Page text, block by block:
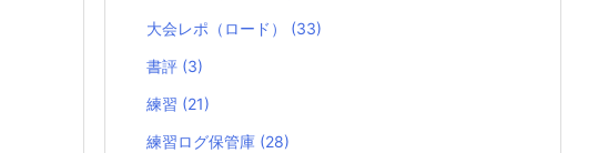
大会レポ（ロード） (33)
書評 (3)
練習 (21)
練習ログ保管庫 (28)